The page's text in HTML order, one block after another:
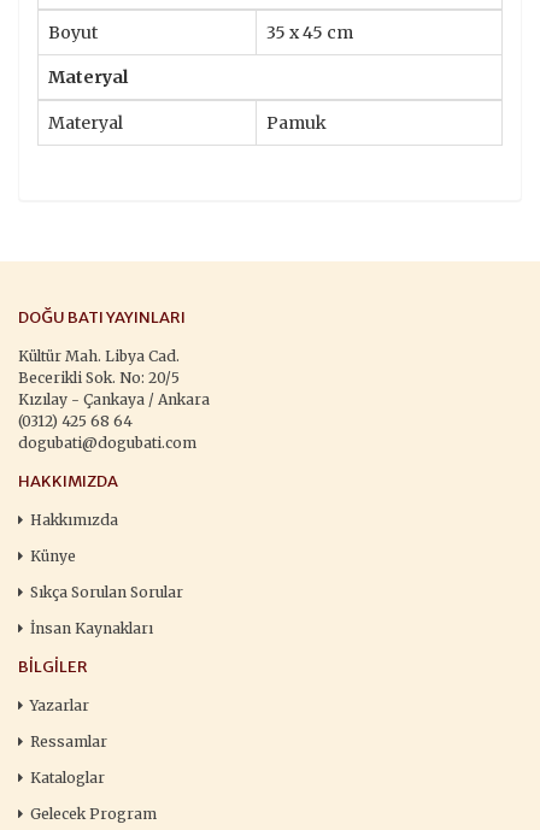
Boyut 35 x 45 cm
Materyal
Materyal Pamuk
DOĞU BATI YAYINLARI
Kültür Mah. Libya Cad.
Becerikli Sok. No: 20/5
Kızılay - Çankaya / Ankara
(0312) 425 68 64
dogubati@dogubati.com
HAKKIMIZDA
Hakkımızda
Künye
Sıkça Sorulan Sorular
İnsan Kaynakları
BILGILER
Yazarlar
Ressamlar
Kataloglar
Gelecek Program